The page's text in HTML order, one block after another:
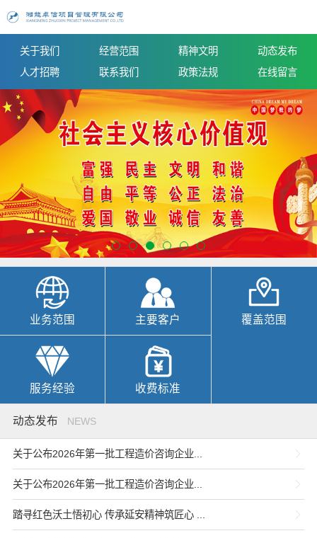
关于我们 经营范围 精神文明
动态发布
人才招聘
联系我们 政策法规 在线留言
业务范围 主要客户 覆盖范围
服务经验 收费标准
动态发布 NEWS
关于公布2026年第一批工程造价咨询企业...
关于公布2026年第一批工程造价咨询企业...
踏寻红色沃土悟初心 传承延安精神筑匠心 ...